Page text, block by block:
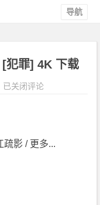
导航
[犯罪] 4K 下载
《昨
[2
已关闭评论
疏影 / 更多...